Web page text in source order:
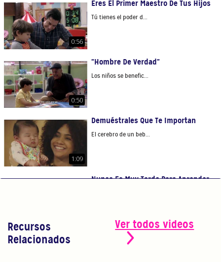
0:56
Eres El Primer Maestro De Tus Hijos
Tú tienes el poder d...
0:50
“Hombre De Verdad”
Los niños se benefic...
1:09
Demuéstrales Que Te Importan
El cerebro de un beb...
Nunca Es Muy Tarde Para Aprender
Recursos
Relacionados
Ver todos videos